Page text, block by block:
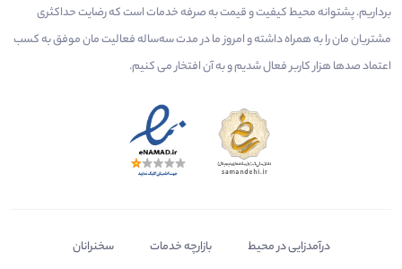
برداریم. پشتوانه محیط کیفیت و قیمت به صرفه خدمات است که رضایت حداکثری
مشتریان مان را به همراه داشته و امروز ما در مدت سه‌ساله فعالیت مان موفق به کسب
اعتماد صدها هزار کاربر فعال شدیم و به آن افتخار می‌ کنیم.
درآمدزایی در محیط بازارچه خدمات
سخنرانان